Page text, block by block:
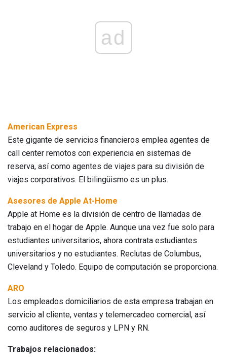
ad
American Express
Este gigante de servicios financieros emplea agentes de
call center remotos con experiencia en sistemas de
reserva, así como agentes de viajes para su división de
viajes corporativos. El bilingüismo es un plus.
Asesores de Apple At-Home
Apple at Home es la división de centro de llamadas de
trabajo en el hogar de Apple. Aunque una vez fue solo para
estudiantes universitarios, ahora contrata estudiantes
universitarios y no estudiantes. Reclutas de Columbus,
Cleveland y Toledo. Equipo de computación se proporciona.
ARO
Los empleados domiciliarios de esta empresa trabajan en
servicio al cliente, ventas y telemercadeo comercial, así
como auditores de seguros y LPN y RN.
Trabajos relacionados: